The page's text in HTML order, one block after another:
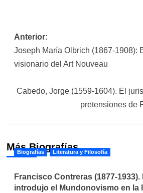
Navegación
de
Anterior:
Joseph María Olbrich (1867-1908):
visionario del Art Nouveau
Cabedo, Jorge (1559-1604). El
pretensiones de
Más Biografías
Biografías Literatura y Filosofía
Francisco Contreras (1877-
introdujo el Mundonovismo en la